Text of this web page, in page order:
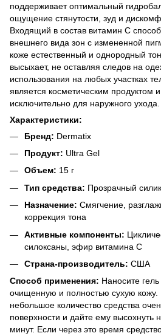
поддерживает оптимальный
ощущение стянутости, зуд и
Входящий в состав витамин С
внешнего вида зон с измененной
коже естественный и однородный
высыхает, не оставляя следов на
использования на любых участках
является косметическим продуктом
исключительно для наружного ухода.
Характеристики:
Бренд: Dermatix
Продукт: Ultra Gel
Объем: 15 г
Тип средства: Прозрачный
Назначение: Смягчение,
коррекция тона
Активные компоненты:
силоксаны, эфир витамина C
Страна-производитель: США
Способ применения: Наносите
очищенную и полностью сухую кожу.
небольшое количество средства
поверхности и дайте ему высохнуть
минут. Если через это время